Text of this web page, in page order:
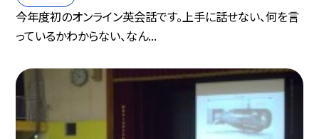
今年度初のオンライン英会話です。上手に話せない、何を言
っているかわからない、なん...